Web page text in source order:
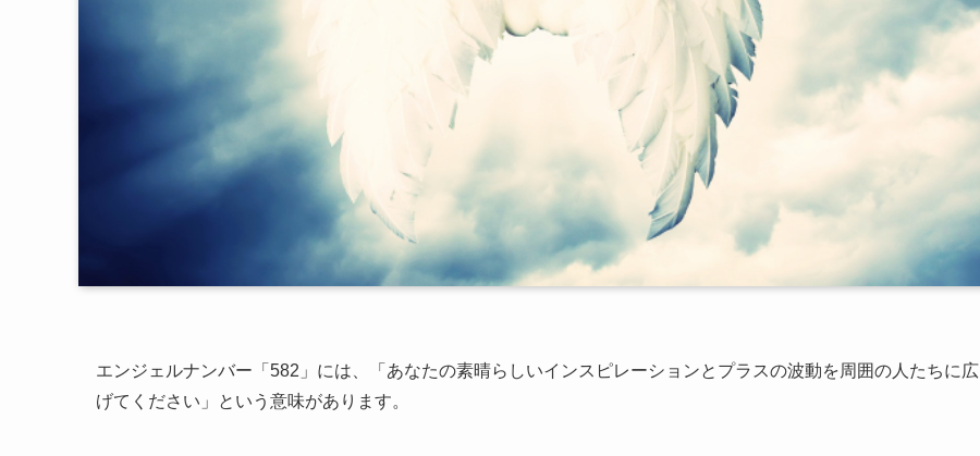
エンジェルナンバー「582」には、「あなたの素晴らしいインスピレーションとプラスの波動を周囲の人たちに広
げてください」という意味があります。